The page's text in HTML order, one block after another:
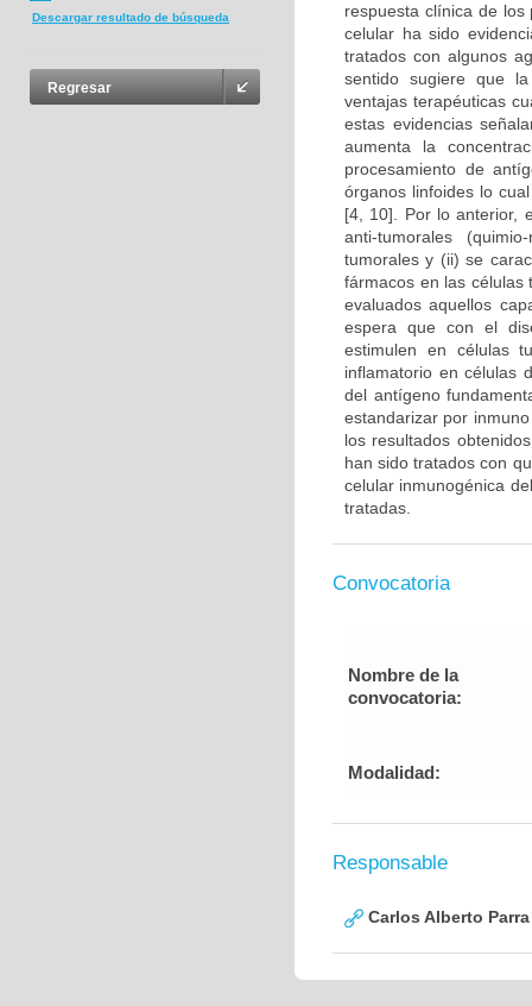
Descargar resultado de búsqueda
Regresar
respuesta clínica de
celular ha sido
tratados con algunos
sentido sugiere que
ventajas terapéuticas
estas evidencias
aumenta la
procesamiento de
órganos linfoides lo
[4, 10]. Por lo anterior,
anti-tumorales
tumorales y (ii) se
fármacos en las células
evaluados aquellos
espera que con el
estimulen en células
inflamatorio en células
del antígeno
estandarizar por
los resultados
han sido tratados con
celular inmunogénica
tratadas.
Convocatoria
Nombre de la
convocatoria:
Modalidad:
Responsable
Carlos Alberto